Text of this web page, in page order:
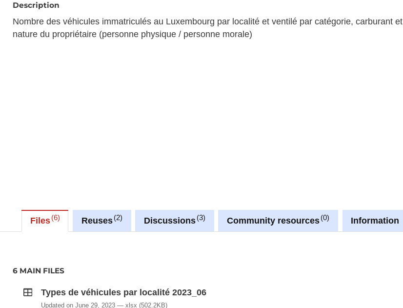
Description
Nombre des véhicules immatriculés au Luxembourg par localité et ventilé par catégorie, carburant et
nature du propriétaire (personne physique / personne morale)
Files 6 Reuses 2 Discussions 3 Community resources 0 Information
6 MAIN FILES
Types de véhicules par localité 2023_06
Updated on June 29, 2023 xlsx(502.2KB)